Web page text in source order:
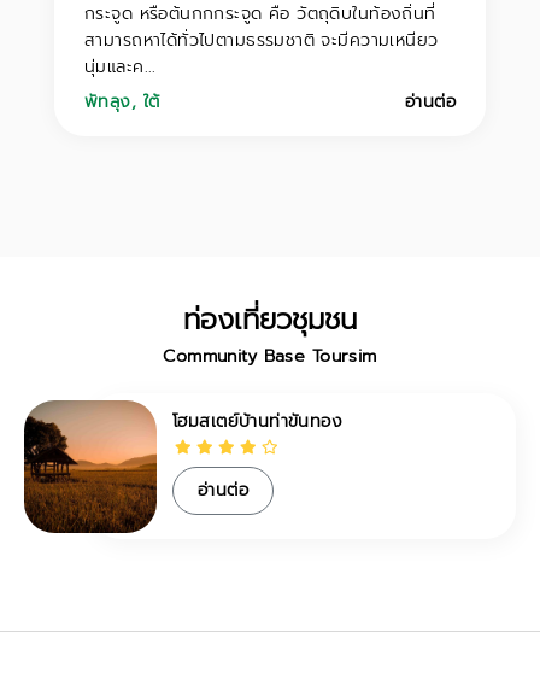
กระจูด หรือต้นกกกระจูด คือ วัตถุดิบในท้องถิ่นที่
สามารถหาได้ทั่วไปตามธรรมชาติ จะมีความเหนียว
นุ่มและค...
พัทลุง, ใต้ อ่านต่อ
ท่องเที่ยวชุมชน
Community Base Toursim
โฮมสเตย์บ้านท่าขันทอง
อ่านต่อ